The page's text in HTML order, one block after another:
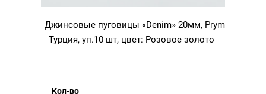
Джинсовые пуговицы «Denim» 20мм, Prym
Турция, уп.10 шт, цвет: Розовое золото
Кол-во